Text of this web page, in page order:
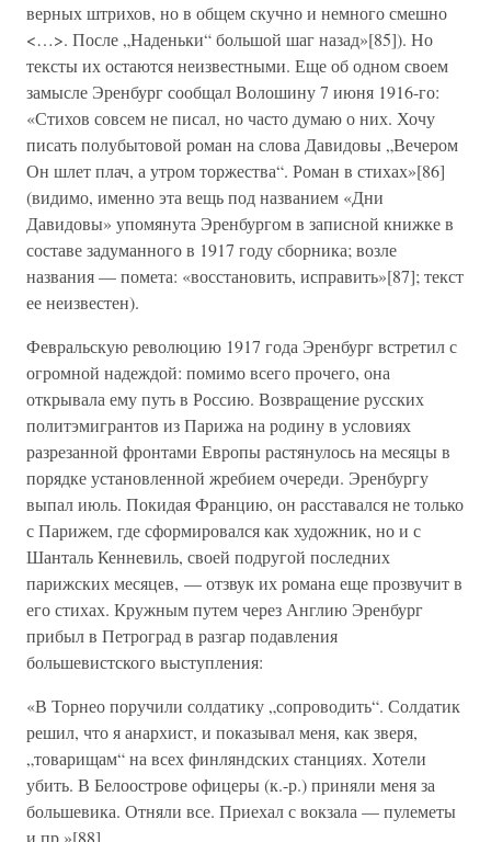
верных штрихов, но в общем скучно и немного смешно
<…>. После „Наденьки“ большой шаг назад»[85]). Но
тексты их остаются неизвестными. Еще об одном своем
замысле Эренбург сообщал Волошину 7 июня 1916-го:
«Стихов совсем не писал, но часто думаю о них. Хочу
писать полубытовой роман на слова Давидовы „Вечером
Он шлет плач, а утром торжества“. Роман в стихах»[86]
(видимо, именно эта вещь под названием «Дни
Давидовы» упомянута Эренбургом в записной книжке в
составе задуманного в 1917 году сборника; возле
названия — помета: «восстановить, исправить»[87]; текст
ее неизвестен).
Февральскую революцию 1917 года Эренбург встретил с
огромной надеждой: помимо всего прочего, она
открывала ему путь в Россию. Возвращение русских
политэмигрантов из Парижа на родину в условиях
разрезанной фронтами Европы растянулось на месяцы в
порядке установленной жребием очереди. Эренбургу
выпал июль. Покидая Францию, он расставался не только
с Парижем, где сформировался как художник, но и с
Шанталь Кенневиль, своей подругой последних
парижских месяцев, — отзвук их романа еще прозвучит в
его стихах. Кружным путем через Англию Эренбург
прибыл в Петроград в разгар подавления
большевистского выступления:
«В Торнео поручили солдатику „сопроводить“. Солдатик
решил, что я анархист, и показывал меня, как зверя,
„товарищам“ на всех финляндских станциях. Хотели
убить. В Белоострове офицеры (к.-р.) приняли меня за
большевика. Отняли все. Приехал с вокзала — пулеметы
и пр.»[88].